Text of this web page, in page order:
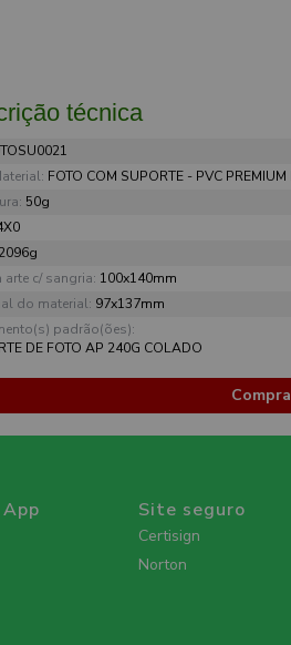
técnica
FOTO COM SUPORTE - PVC
50g
arte c/ sangria: 100x140mm
do material: 97x137mm
padrão(ões):
DE FOTO AP 240G COLADO
Site seguro
Certisign
Norton